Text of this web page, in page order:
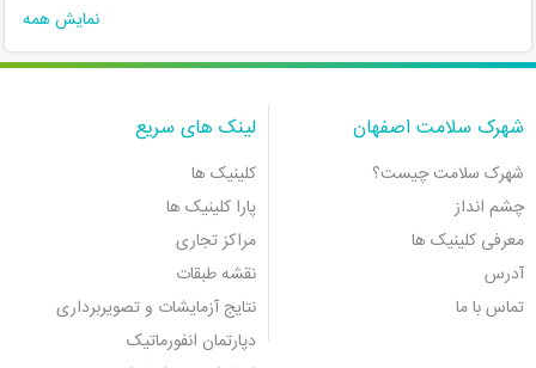
نمایش همه
شهرک سلامت اصفهان
شهرک سلامت چیست؟
چشم انداز
معرفی کلینیک ها
آدرس
تماس با ما
لینک های سریع
کلینیک ها
پارا کلینیک ها
مراکز تجاری
نقشه طبقات
نتایج آزمایشات و تصویربرداری
دپارتمان انفورماتیک